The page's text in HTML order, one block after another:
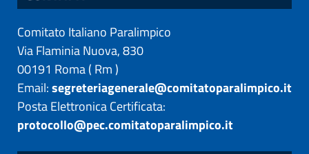
Comitato Italiano Paralimpico
Via Flaminia Nuova, 830
00191 Roma( Rm)
Email:segreteriagenerale@comitatoparalimpico.it
Posta Elettronica Certificata:
protocollo@pec.comitatoparalimpico.it